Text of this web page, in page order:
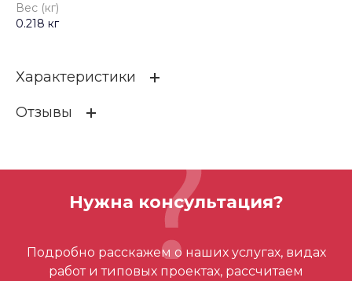
Вес (кг)
0.218 кг
Характеристики
Код EAN
0.218 кг
Отзывы
Отзывов ещё нет – ваш может стать
первым
Нужна консультация?
Подробно расскажем о наших услугах, видах
работ и типовых проектах, рассчитаем